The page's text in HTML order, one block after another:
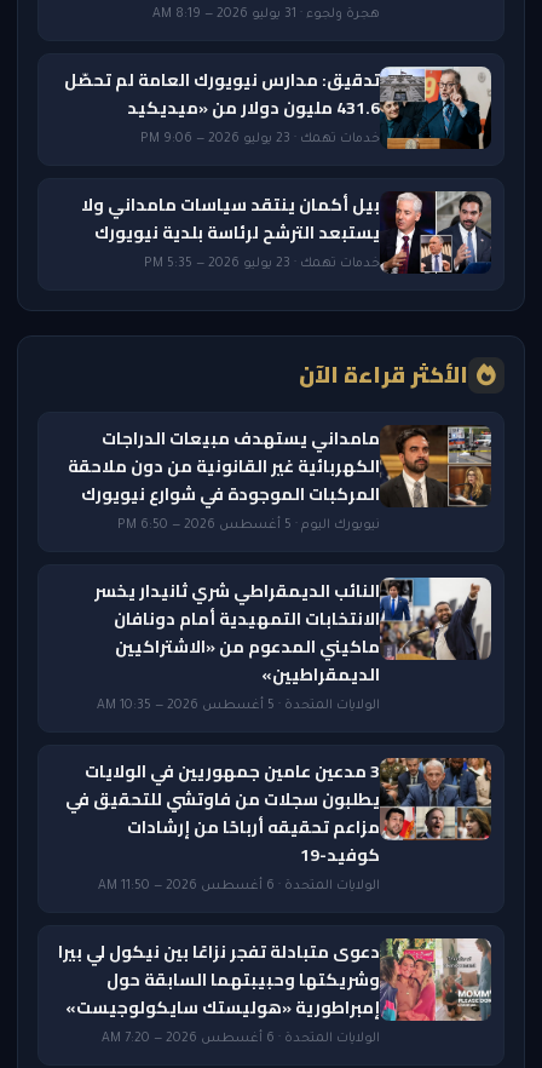
هجرة ولجوء · 31 يوليو 2026 — 8:19 AM
تدقيق: مدارس نيويورك العامة لم تحصّل
431.6 مليون دولار من «ميديكيد
خدمات تهمك · 23 يوليو 2026 — 9:06 PM
بيل أكمان ينتقد سياسات مامداني ولا
يستبعد الترشح لرئاسة بلدية نيويورك
خدمات تهمك · 23 يوليو 2026 — 5:35 PM
الأكثر قراءة الآن
مامداني يستهدف مبيعات الدراجات
الكهربائية غير القانونية من دون ملاحقة
المركبات الموجودة في شوارع نيويورك
نيويورك اليوم · 5 أغسطس 2026 — 6:50 PM
النائب الديمقراطي شري ثانيدار يخسر
الانتخابات التمهيدية أمام دونافان
ماكيني المدعوم من «الاشتراكيين
الديمقراطيين»
الولايات المتحدة · 5 أغسطس 2026 — 10:35 AM
3 مدعين عامين جمهوريين في الولايات
يطلبون سجلات من فاوتشي للتحقيق في
مزاعم تحقيقه أرباحًا من إرشادات
كوفيد-19
الولايات المتحدة · 6 أغسطس 2026 — 11:50 AM
دعوى متبادلة تفجر نزاعًا بين نيكول لي بيرا
وشريكتها وحبيبتهما السابقة حول
إمبراطورية «هوليستك سايكولوجيست»
الولايات المتحدة · 6 أغسطس 2026 — 7:20 AM